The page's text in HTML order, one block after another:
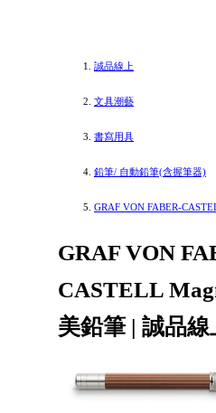
誠品線上
文具潮藝
書寫用具
鉛筆/ 自動鉛筆(含握筆器)
GRAF VON FABER-
GRAF VON
CASTELL
美鉛筆 | 誠品線